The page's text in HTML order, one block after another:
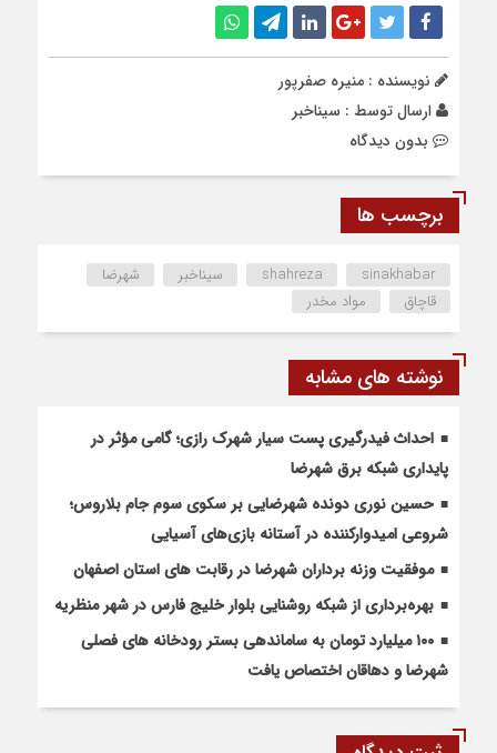
نویسنده : منیره صفرپور
ارسال توسط : سیناخبر
بدون دیدگاه
برچسب ها
shahreza sinakhabar سیناخبر
شهرضا
قاچاق
مواد مخدر
نوشته های مشابه
احداث فیدرگیری پست سیار شهرک رازی؛ گامی مؤثر در
پایداری شبکه برق شهرضا
حسین نوری دونده شهرضایی بر سکوی سوم جام بلاروس؛
شروعی امیدوارکننده در آستانه بازی‌های آسیایی
موفقیت وزنه برداران شهرضا در رقابت های استان اصفهان
بهره‌برداری از شبکه روشنایی بلوار خلیج فارس در شهر منظریه
۱۰۰ میلیارد تومان به ساماندهی بستر رودخانه های فصلی
شهرضا و دهاقان اختصاص یافت